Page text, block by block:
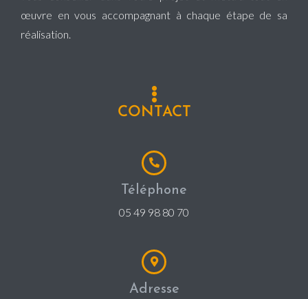
œuvre en vous accompagnant à chaque étape de sa
réalisation.
CONTACT
Téléphone
05 49 98 80 70
Adresse